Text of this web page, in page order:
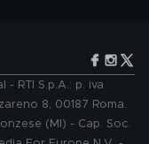
RTI S.p.A.: p. iva
8, 00187 Roma.
(MI) - Cap. Soc.